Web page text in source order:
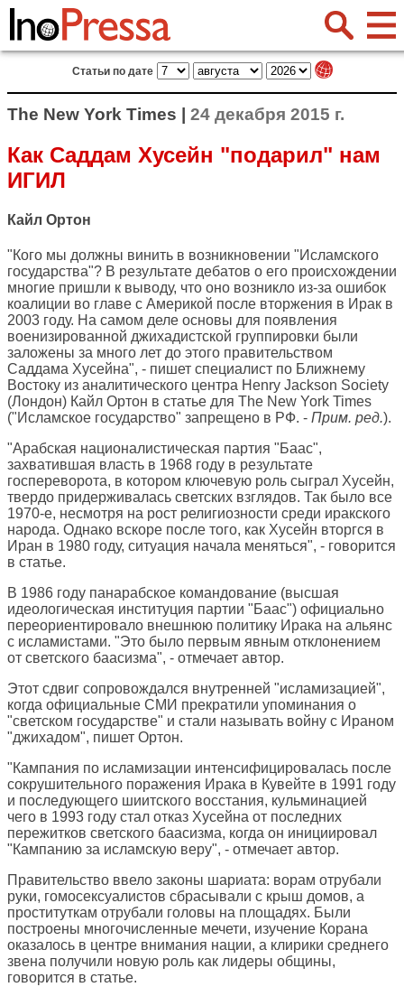
Статьи по дате
The New York Times | 24 декабря 2015 г.
Как Саддам Хусейн "подарил" нам
ИГИЛ
Кайл Ортон
"Кого мы должны винить в возникновении "Исламского
государства"? В результате дебатов о его происхождении
многие пришли к выводу, что оно возникло из-за ошибок
коалиции во главе с Америкой после вторжения в Ирак в
2003 году. На самом деле основы для появления
военизированной джихадистской группировки были
заложены за много лет до этого правительством
Саддама Хусейна", - пишет специалист по Ближнему
Востоку из аналитического центра Henry Jackson Society
(Лондон) Кайл Ортон в статье для The New York Times
("Исламское государство" запрещено в РФ. - Прим. ред.).
"Арабская националистическая партия "Баас",
захватившая власть в 1968 году в результате
госпереворота, в котором ключевую роль сыграл Хусейн,
твердо придерживалась светских взглядов. Так было все
1970-е, несмотря на рост религиозности среди иракского
народа. Однако вскоре после того, как Хусейн вторгся в
Иран в 1980 году, ситуация начала меняться", - говорится
в статье.
В 1986 году панарабское командование (высшая
идеологическая институция партии "Баас") официально
переориентировало внешнюю политику Ирака на альянс
с исламистами. "Это было первым явным отклонением
от светского баасизма", - отмечает автор.
Этот сдвиг сопровождался внутренней "исламизацией",
когда официальные СМИ прекратили упоминания о
"светском государстве" и стали называть войну с Ираном
"джихадом", пишет Ортон.
"Кампания по исламизации интенсифицировалась после
сокрушительного поражения Ирака в Кувейте в 1991 году
и последующего шиитского восстания, кульминацией
чего в 1993 году стал отказ Хусейна от последних
пережитков светского баасизма, когда он инициировал
"Кампанию за исламскую веру", - отмечает автор.
Правительство ввело законы шариата: ворам отрубали
руки, гомосексуалистов сбрасывали с крыш домов, а
проституткам отрубали головы на площадях. Были
построены многочисленные мечети, изучение Корана
оказалось в центре внимания нации, а клирики среднего
звена получили новую роль как лидеры общины,
говорится в статье.